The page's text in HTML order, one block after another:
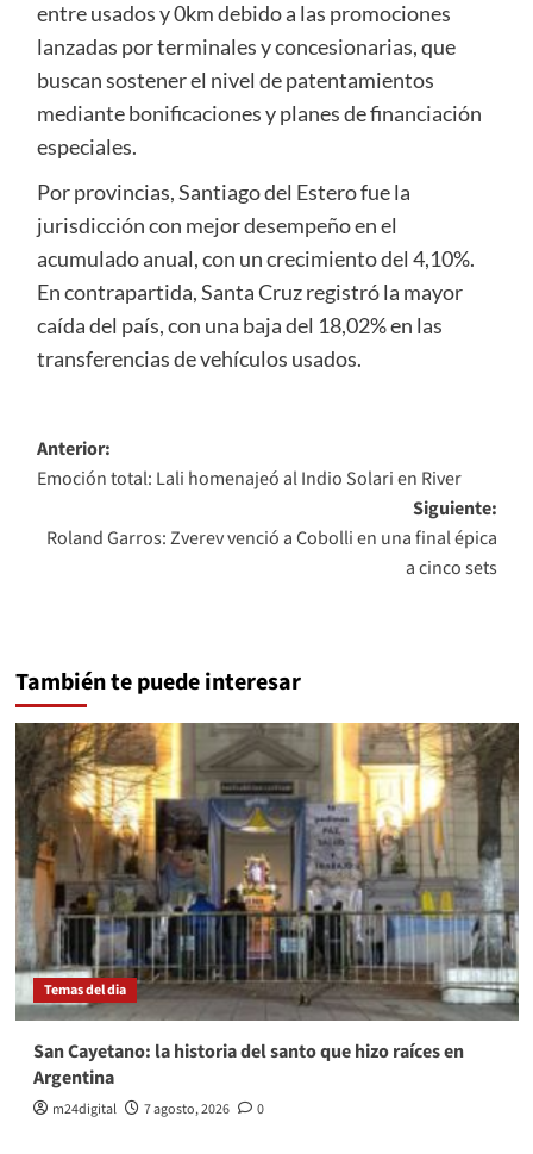
entre usados y 0km debido a las promociones
lanzadas por terminales y concesionarias, que
buscan sostener el nivel de patentamientos
mediante bonificaciones y planes de financiación
especiales.
Por provincias, Santiago del Estero fue la
jurisdicción con mejor desempeño en el
acumulado anual, con un crecimiento del 4,10%.
En contrapartida, Santa Cruz registró la mayor
caída del país, con una baja del 18,02% en las
transferencias de vehículos usados.
Navegación
de
entradas
Anterior:
Emoción total: Lali homenajeó al Indio Solari en River
Siguiente:
Roland Garros: Zverev venció a Cobolli en una final épica
a cinco sets
También te puede interesar
Temas del dia
San Cayetano: la historia del santo que hizo raíces en
Argentina
m24digital 7 agosto, 2026 0